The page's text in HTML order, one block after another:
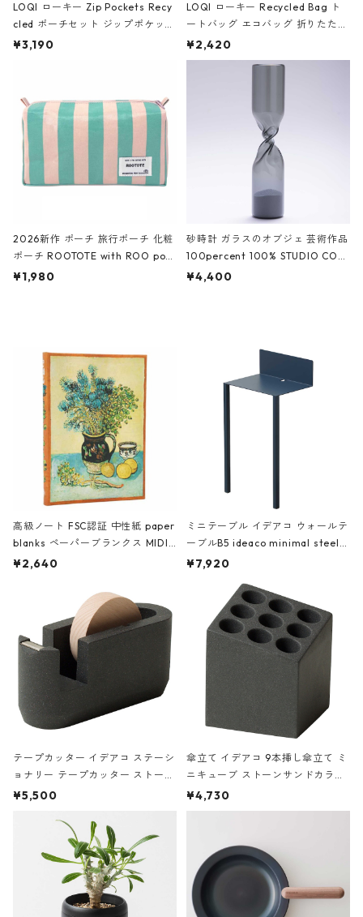
LOQI ローキー Zip Pockets Recy
cled ポーチセット ジップポケット
ファスナーポーチ 撥水加工 トラベ
ーガンディー、オフホワイト
¥3,190
LOQI ローキー Recycled Bag ト
ートバッグ エコバッグ 折りたたみ
大きめ 撥水加工 収納ポーチ CRO
CODILE/Black クロコダイル/ブラ
¥2,420
2026新作 ポーチ 旅行ポーチ 化粧
ポーチ ROOTOTE with ROO pou
ch 3532 ルートート WR.ポーチ.ラ
¥1,980
砂時計 ガラスのオブジェ 芸術作品
100percent 100% STUDIO COH
AKU Timeless 100パーセント ス
¥4,400
高級ノート FSC認証 中性紙 paper
blanks ペーパーブランクス MIDI
ハードカバー 罫線 ヴァン・ゴッホ
¥2,640
ミニテーブル イデアコ ウォールテ
ーブルB5 ideaco minimal steel f
urniture WALL Table B5 ネイビー
¥7,920
テープカッター イデアコ ステーシ
ョナリー テープカッター ストーン
サンドカラー 石調 ideaco Station
¥5,500
傘立て イデアコ 9本挿し傘立て ミ
ニキューブ ストーンサンドカラー
石調 ideaco Umbrella Stand CUB
E ストーンサンドブラック
¥4,730